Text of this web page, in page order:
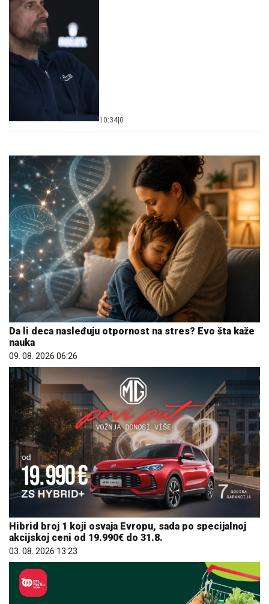
10:34 0
Da li deca nasleđuju otpornost na stres? Evo šta kaže
nauka
09. 08. 2026 06:26
Hibrid broj 1 koji osvaja Evropu, sada po specijalnoj
akcijskoj ceni od 19.990€ do 31.8.
03. 08. 2026 13:23